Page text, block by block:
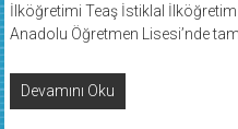
İlköğretimi Teaş İstiklal
Anadolu Öğretmen Lisesi’nde
Devamını Oku